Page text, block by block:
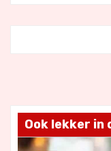
Ook lekker in